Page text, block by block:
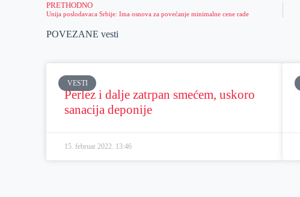
PRETHODNO
Unija poslodavaca Srbije: Ima osnova za povećanje minimalne cene rade
POVEZANE vesti
VESTI
Perlez i dalje zatrpan smećem, uskoro
sanacija deponije
15. februar 2022. 13:46